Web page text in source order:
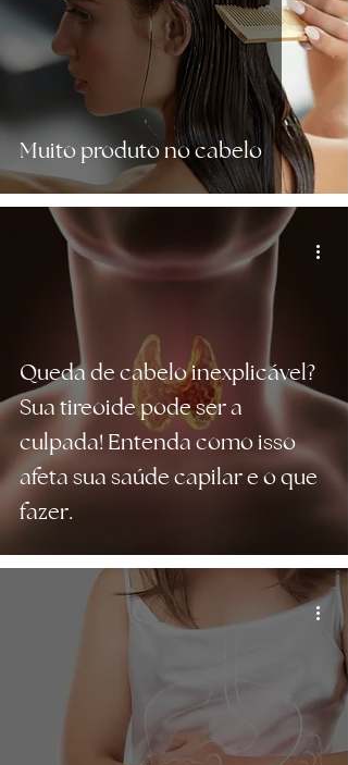
Muito produto no cabelo
Queda de cabelo inexplicável?
Sua tireoide pode ser a
culpada! Entenda como isso
afeta sua saúde capilar e o que
fazer.